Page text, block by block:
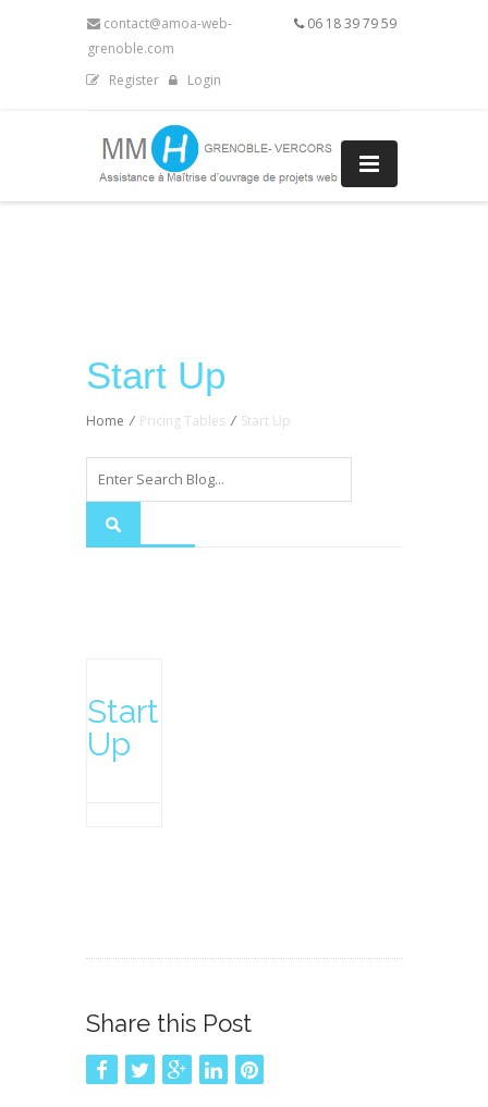
contact@amoa-web-
grenoble.com
06 18 39 79 59
Register Login
Start Up
Home / Pricing Tables / Start Up
Start
Up
Share this Post